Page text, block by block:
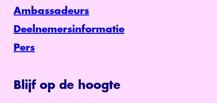
Ambassadeurs
Deelnemersinformatie
Pers
Blijf op de hoogte